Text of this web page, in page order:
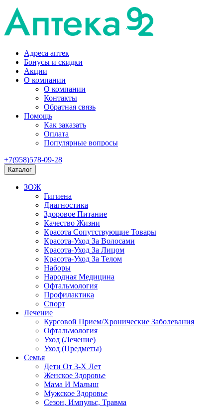
Адреса аптек
Бонусы и скидки
Акции
О компании
О компании
Контакты
Обратная связь
Помощь
Как заказать
Оплата
Популярные вопросы
+7(958)578-09-28
Каталог
ЗОЖ
Гигиена
Диагностика
Здоровое Питание
Качество Жизни
Красота Сопутствующие Товары
Красота-Уход За Волосами
Красота-Уход За Лицом
Красота-Уход За Телом
Наборы
Народная Медицина
Офтальмология
Профилактика
Спорт
Лечение
Курсовой Прием/Хронические Заболевания
Офтальмология
Уход (Лечение)
Уход (Предметы)
Семья
Дети От 3-Х Лет
Женское Здоровье
Мама И Малыш
Мужское Здоровье
Сезон, Импульс, Травма